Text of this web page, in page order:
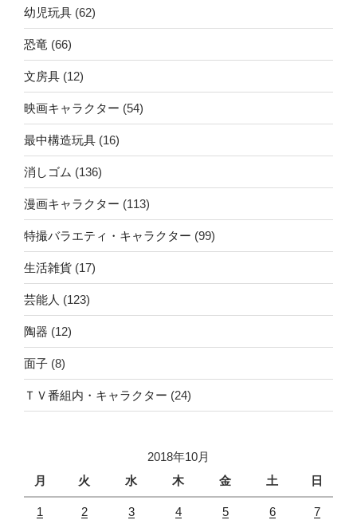
幼児玩具 (62)
恐竜 (66)
文房具 (12)
映画キャラクター (54)
最中構造玩具 (16)
消しゴム (136)
漫画キャラクター (113)
特撮バラエティ・キャラクター (99)
生活雑貨 (17)
芸能人 (123)
陶器 (12)
面子 (8)
ＴＶ番組内・キャラクター (24)
2018年10月
月
火 水 木 金 土 日
1 2 3 4 5 6 7